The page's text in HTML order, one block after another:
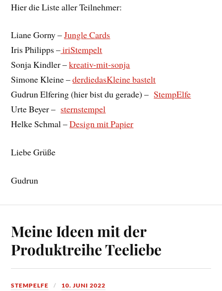
Hier die Liste aller Teilnehmer:
Liane Gorny –Jungle Cards
Iris Philipps –iriStempelt
Sonja Kindler –kreativ-mit-sonja
Simone Kleine –derdiedasKleine bastelt
Gudrun Elfering (hier bist du gerade) –StempElfe
Urte Beyer – sternstempel
Helke Schmal –Design mit Papier
Liebe Grüße
Gudrun
Meine Ideen mit der
Produktreihe Teeliebe
STEMPELFE 10. JUNI 2022